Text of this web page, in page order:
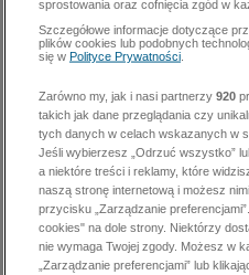
sprostowania oraz cofnięcia zgód w
Szczegółowe informacje dotyczące
plików cookies lub podobnych
się w Polityce Prywatności
Zarówno my, jak i nasi partnerzy 920
takich jak dane przeglądania czy
tych danych w celach wskazanych w
Jeśli wybierzesz „Odrzuć wszystko”
a niektóre treści i reklamy, które
naszą stronę internetową i możesz
przycisku „Zarządzanie
cookies" na dole strony. Niektórzy
nie wymaga Twojej zgody. Możesz w
„Zarządzanie preferencjami” lub